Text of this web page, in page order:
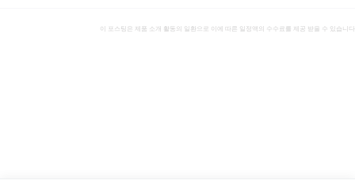
이 포스팅은 제품 소개 활동의 일환으로 이에 따른 일정액의 수수료를 제공 받을 수 있습니다